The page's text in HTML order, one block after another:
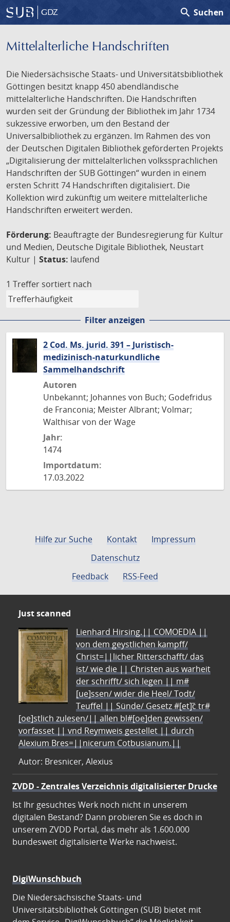
GDZ search Suchen
Mittelalterliche Handschriften
Die Niedersächsische Staats- und Universitätsbibliothek
Göttingen besitzt knapp 450 abendländische
mittelalterliche Handschriften. Die Handschriften
wurden seit der Gründung der Bibliothek im Jahr 1734
sukzessive erworben, um den Bestand der
Universalbibliothek zu ergänzen. Im Rahmen des von
der Deutschen Digitalen Bibliothek geförderten Projekts
„Digitalisierung der mittelalterlichen volkssprachlichen
Handschriften der SUB Göttingen“ wurden in einem
ersten Schritt 74 Handschriften digitalisiert. Die
Kollektion wird zukünftig um weitere mittelalterliche
Handschriften erweitert werden.
Förderung: Beauftragte der Bundesregierung für Kultur
und Medien, Deutsche Digitale Bibliothek, Neustart
Kultur | Status: laufend
1 Treffer sortiert nach
Filter anzeigen
2 Cod. Ms. jurid. 391 – Juristisch-
medizinisch-naturkundliche
Sammelhandschrift
Autoren
Unbekannt; Johannes von Buch; Godefridus
de Franconia; Meister Albrant; Volmar;
Walthisar von der Wage
Jahr:
1474
Importdatum:
17.03.2022
Hilfe zur Suche Kontakt
Impressum
Datenschutz
Feedback
RSS-Feed
Just scanned
Lienhard Hirsing.|| COMOEDIA ||
von dem geystlichen kampff/
Christ=||licher Ritterschafft/ das
ist/ wie die || Christen aus warheit
der schrifft/ sich legen || m#
[ue]ssen/ wider die Heel/ Todt/
Teuffel || Sünde/ Gesetz #[et]c̃ tr#
[oe]stlich zulesen/|| allen bl#[oe]den gewissen/
vorfasset || vnd Reymweis gestellet || durch
Alexium Bres=||nicerum Cotbusianum.||
Autor: Bresnicer, Alexius
ZVDD - Zentrales Verzeichnis digitalisierter Drucke
Ist Ihr gesuchtes Werk noch nicht in unserem
digitalen Bestand? Dann probieren Sie es doch in
unserem ZVDD Portal, das mehr als 1.600.000
bundesweit digitalisierte Werke nachweist.
DigiWunschbuch
Die Niedersächsische Staats- und
Universitätsbibliothek Göttingen (SUB) bietet mit